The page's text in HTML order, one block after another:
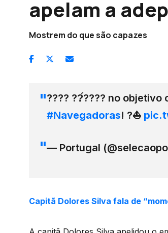
apelam a
Mostrem do que são capazes
???? ??́???? no
#Navegadoras! ?⛵
— Portugal
Capitã Dolores Silva fala de